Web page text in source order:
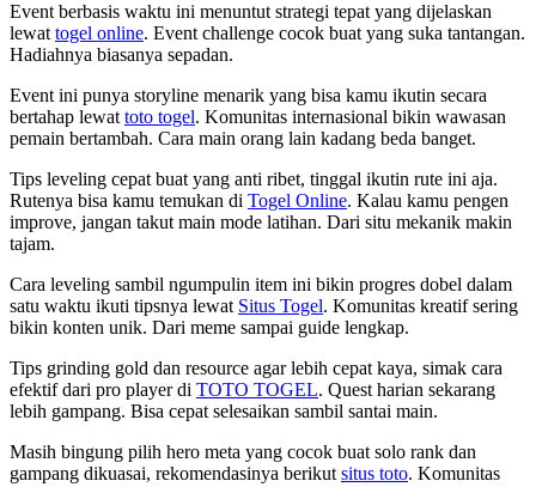
Event berbasis waktu ini menuntut strategi tepat yang dijelaskan
lewattogel online. Event challenge cocok buat yang suka tantangan.
Hadiahnya biasanya sepadan.
Event ini punya storyline menarik yang bisa kamu ikutin secara
bertahap lewattoto togel. Komunitas internasional bikin wawasan
pemain bertambah. Cara main orang lain kadang beda banget.
Tips leveling cepat buat yang anti ribet, tinggal ikutin rute ini aja.
Rutenya bisa kamu temukan di Togel Online. Kalau kamu pengen
improve, jangan takut main mode latihan. Dari situ mekanik makin
tajam.
Cara leveling sambil ngumpulin item ini bikin progres dobel dalam
satu waktu ikuti tipsnya lewat Situs Togel. Komunitas kreatif sering
bikin konten unik. Dari meme sampai guide lengkap.
Tips grinding gold dan resource agar lebih cepat kaya, simak cara
efektif dari pro player di TOTO TOGEL. Quest harian sekarang
lebih gampang. Bisa cepat selesaikan sambil santai main.
Masih bingung pilih hero meta yang cocok buat solo rank dan
gampang dikuasai, rekomendasinya berikutsitus toto. Komunitas